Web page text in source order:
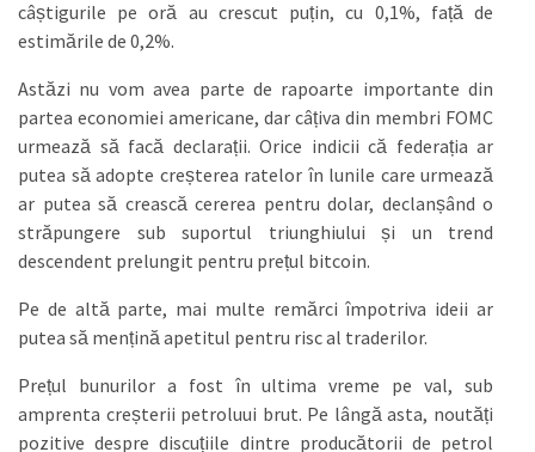
câștigurile pe oră au crescut puțin, cu 0,1%, față de
estimările de 0,2%.
Astăzi nu vom avea parte de rapoarte importante din
partea economiei americane, dar câțiva din membri FOMC
urmează să facă declarații. Orice indicii că federația ar
putea să adopte creșterea ratelor în lunile care urmează
ar putea să crească cererea pentru dolar, declanșând o
străpungere sub suportul triunghiului și un trend
descendent prelungit pentru prețul bitcoin.
Pe de altă parte, mai multe remărci împotriva ideii ar
putea să mențină apetitul pentru risc al traderilor.
Prețul bunurilor a fost în ultima vreme pe val, sub
amprenta creșterii petroluui brut. Pe lângă asta, noutăți
pozitive despre discuțiile dintre producătorii de petrol